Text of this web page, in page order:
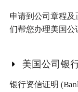
申请到公司章程
们帮您办理美国公
美国公司银
银行资信证明